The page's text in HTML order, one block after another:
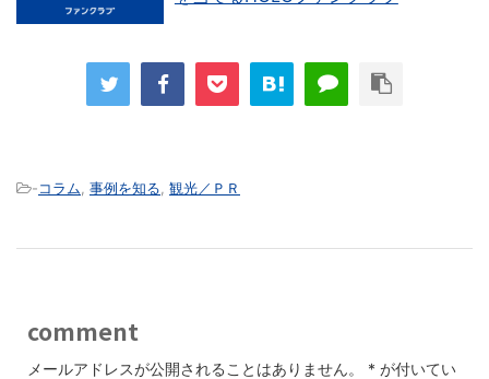
-コラム 事例を知る 観光／ＰＲ
comment
メールアドレスが公開されることはありません。 * が付いてい